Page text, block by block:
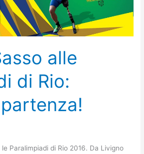
alle
di Rio:
Paralimpiadi di Rio 2016. Da Livigno